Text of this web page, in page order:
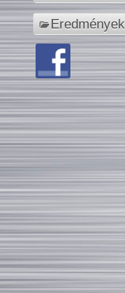
Eredmények